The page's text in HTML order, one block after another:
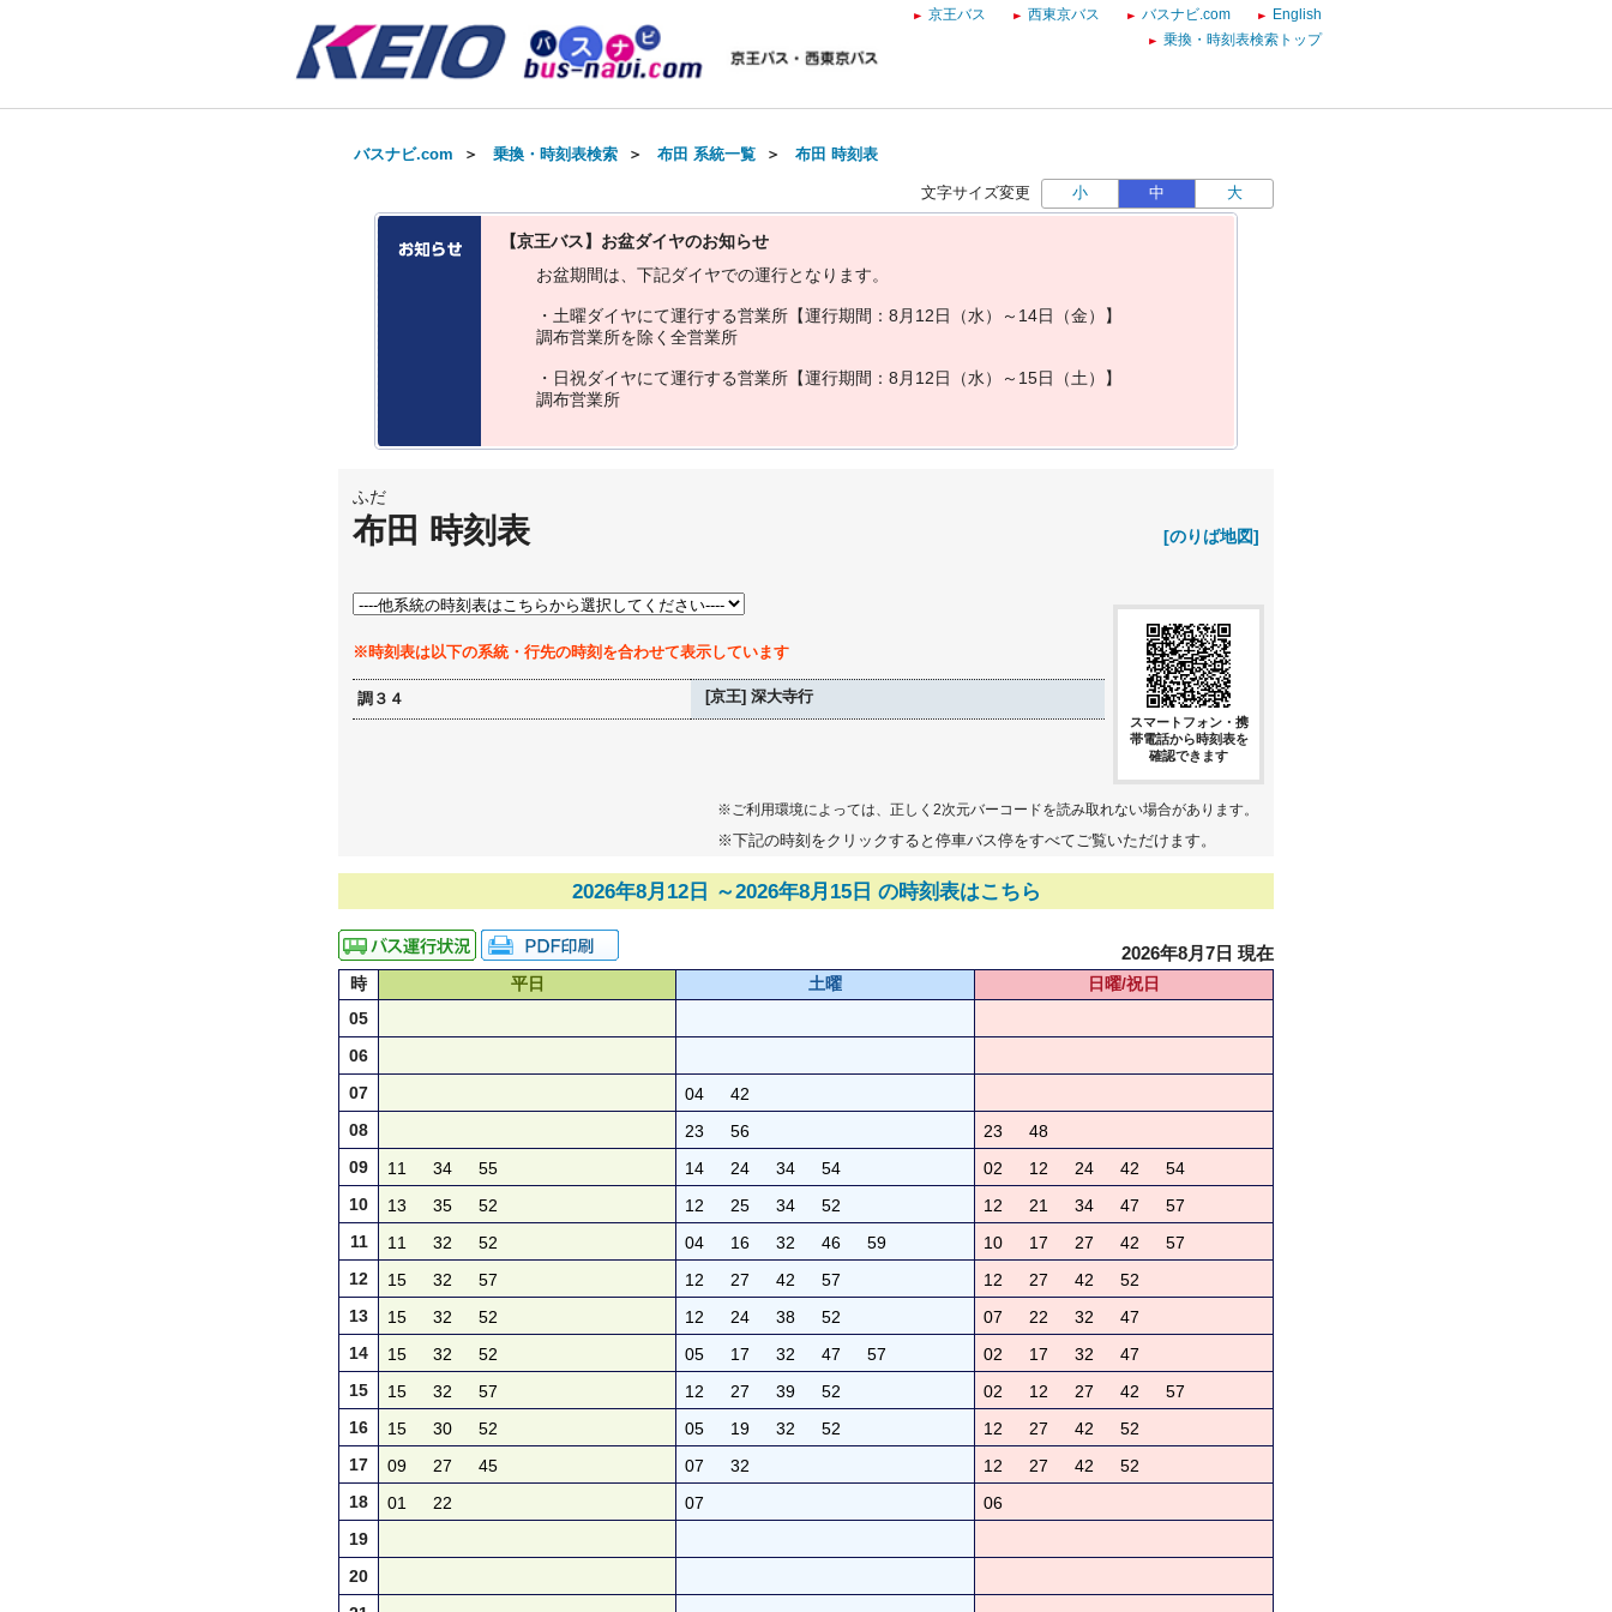
京王バス 西東京バス バスナビ.com
English
乗換・時刻表検索トップ
バスナビ.com ＞ 乗換・時刻表検索 ＞ 布田 系統一覧 ＞ 布田 時刻表
文字サイズ変更 小 中 大
【京王バス】お盆ダイヤのお知らせ
お盆期間は 下記ダイヤでの運行と な り ます。
・ 土曜ダイヤにて運行する営業所 【運行期間 ： 8 月 1 2日 （水） ～ 14日 （金）
】
調布営業所を除 く 全営業所
・ 日祝ダイヤにて運行する営業所 【運行期間 ： 8 月 1 2日 （水） ～ 15日 （土）
】
調布営業所
ふだ
布田 時刻表 [のりば地図]
※時刻表は以下の系統・行先の時刻を合わせて表示しています
調３４ [京王] 深大寺行
スマートフォン・携
帯電話から時刻表を
確認できます
※ご利用環境によっては、正しく2次元バーコードを読み取れない場合があります。
※下記の時刻をクリックすると停車バス停をすべてご覧いただけます。
2026年8月12日 ～2026年8月15日 の時刻表はこちら
2026年8月7日 現在
時 平日 土曜
日曜/祝日
05
06
07
04
42
08
23 56 23
48
09
11 34 55 14 24 34 54 02 12 24 42
54
10
13 35 52 12 25 34 52 12 21 34 47
57
11
11 32 52 04 16 32 46 59 10 17 27 42
57
12
15 32 57 12 27 42 57 12 27 42
52
13
15 32 52 12 24 38 52 07 22 32
47
14
15 32 52 05 17 32 47 57 02 17 32
47
15
15 32 57 12 27 39 52 02 12 27 42
57
16
15 30 52 05 19 32 52 12 27 42
52
17
09 27 45 07 32 12 27 42
52
18
01 22 07
06
19
20